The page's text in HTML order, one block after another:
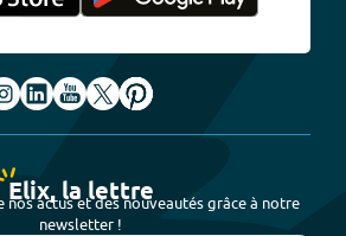
Elix, la lettre
nos actus et des nouveautés grâce à notre
newsletter !